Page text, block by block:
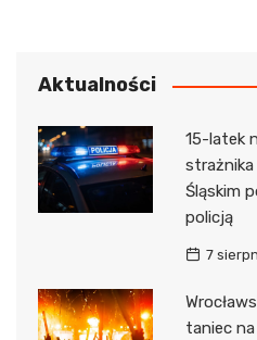
Aktualności
15-latek
Śląskim
policją
7
taniec na